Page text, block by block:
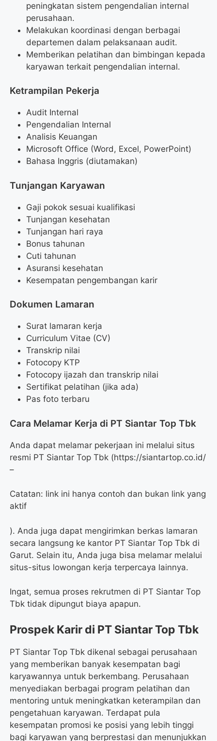
peningkatan sistem pengendalian internal
perusahaan.
Melakukan koordinasi dengan berbagai
departemen dalam pelaksanaan audit.
Memberikan pelatihan dan bimbingan kepada
karyawan terkait pengendalian internal.
Ketrampilan Pekerja
Audit Internal
Pengendalian Internal
Analisis Keuangan
Microsoft Office (Word, Excel, PowerPoint)
Bahasa Inggris (diutamakan)
Tunjangan Karyawan
Gaji pokok sesuai kualifikasi
Tunjangan kesehatan
Tunjangan hari raya
Bonus tahunan
Cuti tahunan
Asuransi kesehatan
Kesempatan pengembangan karir
Dokumen Lamaran
Surat lamaran kerja
Curriculum Vitae (CV)
Transkrip nilai
Fotocopy KTP
Fotocopy ijazah dan transkrip nilai
Sertifikat pelatihan (jika ada)
Pas foto terbaru
Cara Melamar Kerja di PT Siantar Top Tbk
Anda dapat melamar pekerjaan ini melalui situs
resmi PT Siantar Top Tbk (https://siantartop.co.id/
–
Catatan: link ini hanya contoh dan bukan link yang
aktif
). Anda juga dapat mengirimkan berkas lamaran
secara langsung ke kantor PT Siantar Top Tbk di
Garut. Selain itu, Anda juga bisa melamar melalui
situs-situs lowongan kerja terpercaya lainnya.
Ingat, semua proses rekrutmen di PT Siantar Top
Tbk tidak dipungut biaya apapun.
Prospek Karir di PT Siantar Top Tbk
PT Siantar Top Tbk dikenal sebagai perusahaan
yang memberikan banyak kesempatan bagi
karyawannya untuk berkembang. Perusahaan
menyediakan berbagai program pelatihan dan
mentoring untuk meningkatkan keterampilan dan
pengetahuan karyawan. Terdapat pula
kesempatan promosi ke posisi yang lebih tinggi
bagi karyawan yang berprestasi dan menunjukkan